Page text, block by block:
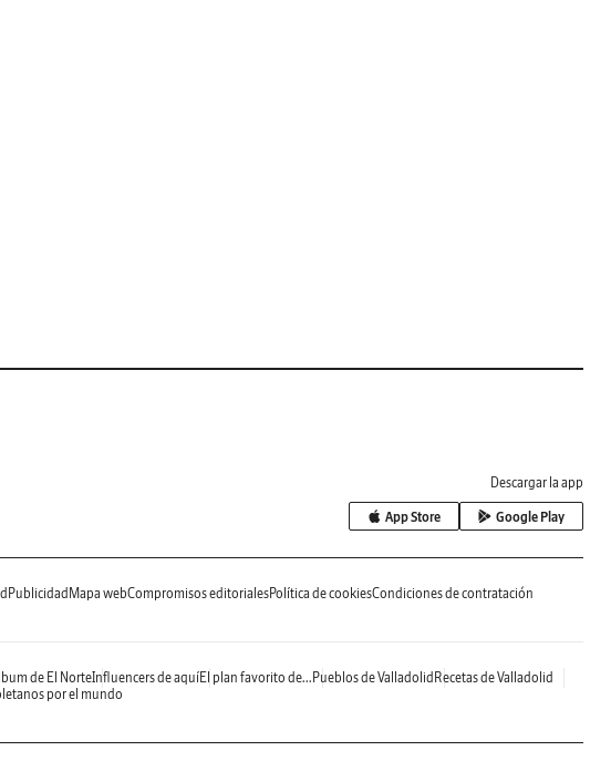
Descargar la app
App Store Google Play
Publicidad Mapa webCompromisos editorialesPolítica de cookiesCondiciones de contratación
de El NorteInfluencers de aquíEl plan favorito de... Pueblos de Valladolid Recetas de Valladolid
por el mundo